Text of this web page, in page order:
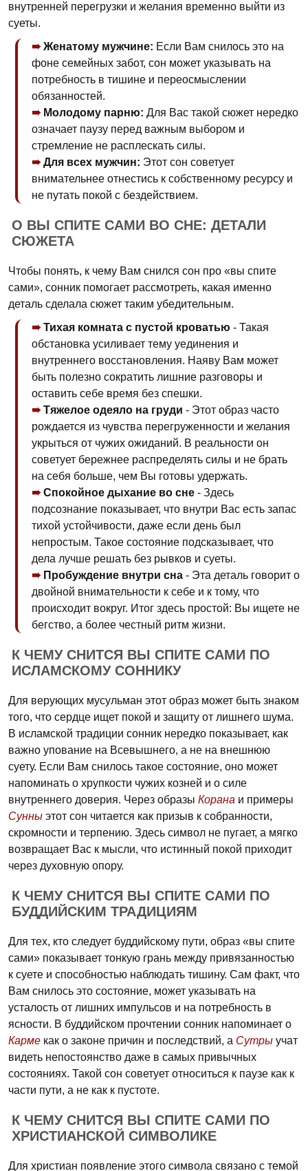
внутренней перегрузки и желания временно выйти из
суеты.
Женатому мужчине: Если Вам снилось это на
фоне семейных забот, сон может указывать на
потребность в тишине и переосмыслении
обязанностей.
Молодому парню: Для Вас такой сюжет нередко
означает паузу перед важным выбором и
стремление не расплескать силы.
Для всех мужчин: Этот сон советует
внимательнее отнестись к собственному ресурсу и
не путать покой с бездействием.
О ВЫ СПИТЕ САМИ ВО СНЕ: ДЕТАЛИ
СЮЖЕТА
Чтобы понять, к чему Вам снился сон про «вы спите
сами», сонник помогает рассмотреть, какая именно
деталь сделала сюжет таким убедительным.
Тихая комната с пустой кроватью - Такая
обстановка усиливает тему уединения и
внутреннего восстановления. Наяву Вам может
быть полезно сократить лишние разговоры и
оставить себе время без спешки.
Тяжелое одеяло на груди - Этот образ часто
рождается из чувства перегруженности и желания
укрыться от чужих ожиданий. В реальности он
советует бережнее распределять силы и не брать
на себя больше, чем Вы готовы удержать.
Спокойное дыхание во сне - Здесь
подсознание показывает, что внутри Вас есть запас
тихой устойчивости, даже если день был
непростым. Такое состояние подсказывает, что
дела лучше решать без рывков и суеты.
Пробуждение внутри сна - Эта деталь говорит о
двойной внимательности к себе и к тому, что
происходит вокруг. Итог здесь простой: Вы ищете не
бегство, а более честный ритм жизни.
К ЧЕМУ СНИТСЯ ВЫ СПИТЕ САМИ ПО
ИСЛАМСКОМУ СОННИКУ
Для верующих мусульман этот образ может быть знаком
того, что сердце ищет покой и защиту от лишнего шума.
В исламской традиции сонник нередко показывает, как
важно упование на Всевышнего, а не на внешнюю
суету. Если Вам снилось такое состояние, оно может
напоминать о хрупкости чужих козней и о силе
внутреннего доверия. Через образы Корана и примеры
Сунны этот сон читается как призыв к собранности,
скромности и терпению. Здесь символ не пугает, а мягко
возвращает Вас к мысли, что истинный покой приходит
через духовную опору.
К ЧЕМУ СНИТСЯ ВЫ СПИТЕ САМИ ПО
БУДДИЙСКИМ ТРАДИЦИЯМ
Для тех, кто следует буддийскому пути, образ «вы спите
сами» показывает тонкую грань между привязанностью
к суете и способностью наблюдать тишину. Сам факт, что
Вам снилось это состояние, может указывать на
усталость от лишних импульсов и на потребность в
ясности. В буддийском прочтении сонник напоминает о
Карме как о законе причин и последствий, а Сутры учат
видеть непостоянство даже в самых привычных
состояниях. Такой сон советует относиться к паузе как к
части пути, а не как к пустоте.
К ЧЕМУ СНИТСЯ ВЫ СПИТЕ САМИ ПО
ХРИСТИАНСКОЙ СИМВОЛИКЕ
Для христиан появление этого символа связано с темой